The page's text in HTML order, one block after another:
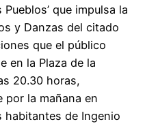
que impulsa la
y Danzas del citado
que el público
en la Plaza de la
20.30 horas,
por la mañana en
de Ingenio